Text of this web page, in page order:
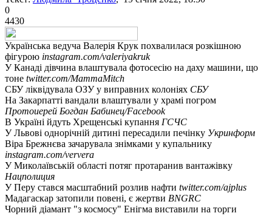
0
4430
Українська ведуча Валерія Крук похвалилася розкішною
фігурою instagram.com/valeriyakruk
У Канаді дівчина влаштувала фотосесію на даху машини, що
тоне twitter.com/MammaMitch
СБУ ліквідувала ОЗУ у виправних колоніях СБУ
На Закарпатті вандали влаштували у храмі погром
Протоиерей Богдан Бабинец/Facebook
В Україні йдуть Хрещенські купання ГСЧС
У Львові однорічній дитині пересадили печінку Укринформ
Віра Брежнєва зачарувала знімками у купальнику
instagram.com/ververa
У Миколаївській області потяг протаранив вантажівку
Нацполиция
У Перу стався масштабний розлив нафти twitter.com/ajplus
Мадагаскар затопили повені, є жертви BNGRC
Чорний діамант "з космосу" Енігма виставили на торги